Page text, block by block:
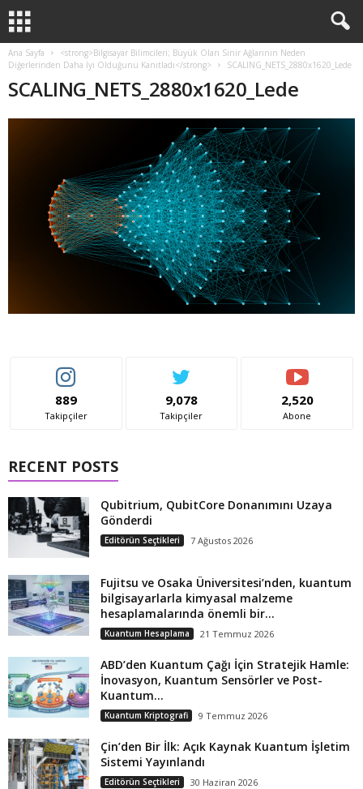
Ana Sayfa
<strong>Bilgisayar Bilimcileri; Büyük Olan Sinir Ağlarının Neden
Diğerlerinden Daha İyi Olduğunu Kanıtladı</strong>
SCALING_NETS_2880x1620_Lede
SCALING_NETS_2880x1620_Lede
889
Takipçiler
9,078
Takipçiler
2,520
Abone
RECENT POSTS
Qubitrium, QubitCore Donanımını Uzaya
Gönderdi
Editörün Seçtikleri 7 Ağustos 2026
Fujitsu ve Osaka Üniversitesi’nden, kuantum
bilgisayarlarla kimyasal malzeme
hesaplamalarında önemli bir...
Kuantum Hesaplama 21 Temmuz 2026
ABD’den Kuantum Çağı İçin Stratejik Hamle:
İnovasyon, Kuantum Sensörler ve Post-
Kuantum...
Kuantum Kriptografi 9 Temmuz 2026
Çin’den Bir İlk: Açık Kaynak Kuantum İşletim
Sistemi Yayınlandı
Editörün Seçtikleri 30 Haziran 2026